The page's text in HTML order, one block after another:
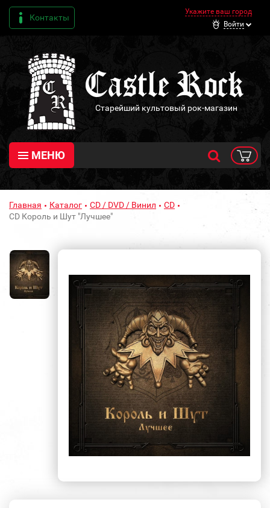
Контакты
Укажите ваш город
Войти
Старейший культовый рок-магазин
МЕНЮ
Главная Каталог CD / DVD / Винил
CD
CD Король и Шут "Лучшее"